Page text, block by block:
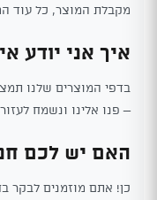
מקבלת המוצר, כל עוד
איך אני יודע
בדפי המוצרים שלנו
– פנו אלינו ונשמח
האם יש לכם
כן! אתם מוזמנים לבקר